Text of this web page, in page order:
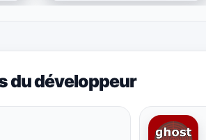
du développeur